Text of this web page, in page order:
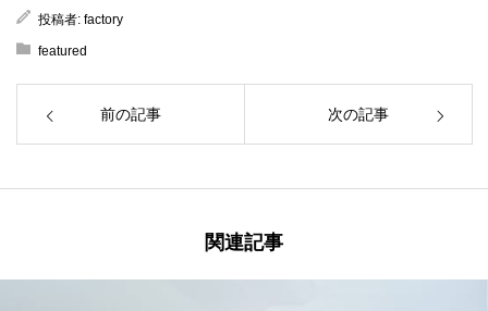
投稿者: factory
featured
前の記事 次の記事
関連記事